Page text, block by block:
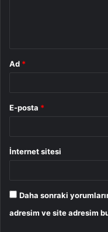
Ad *
E-posta *
İnternet sitesi
Daha sonraki
adresim ve site adresim